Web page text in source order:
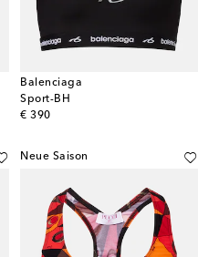
Balenciaga
Sport-BH
€ 390
original price
Neue Saison